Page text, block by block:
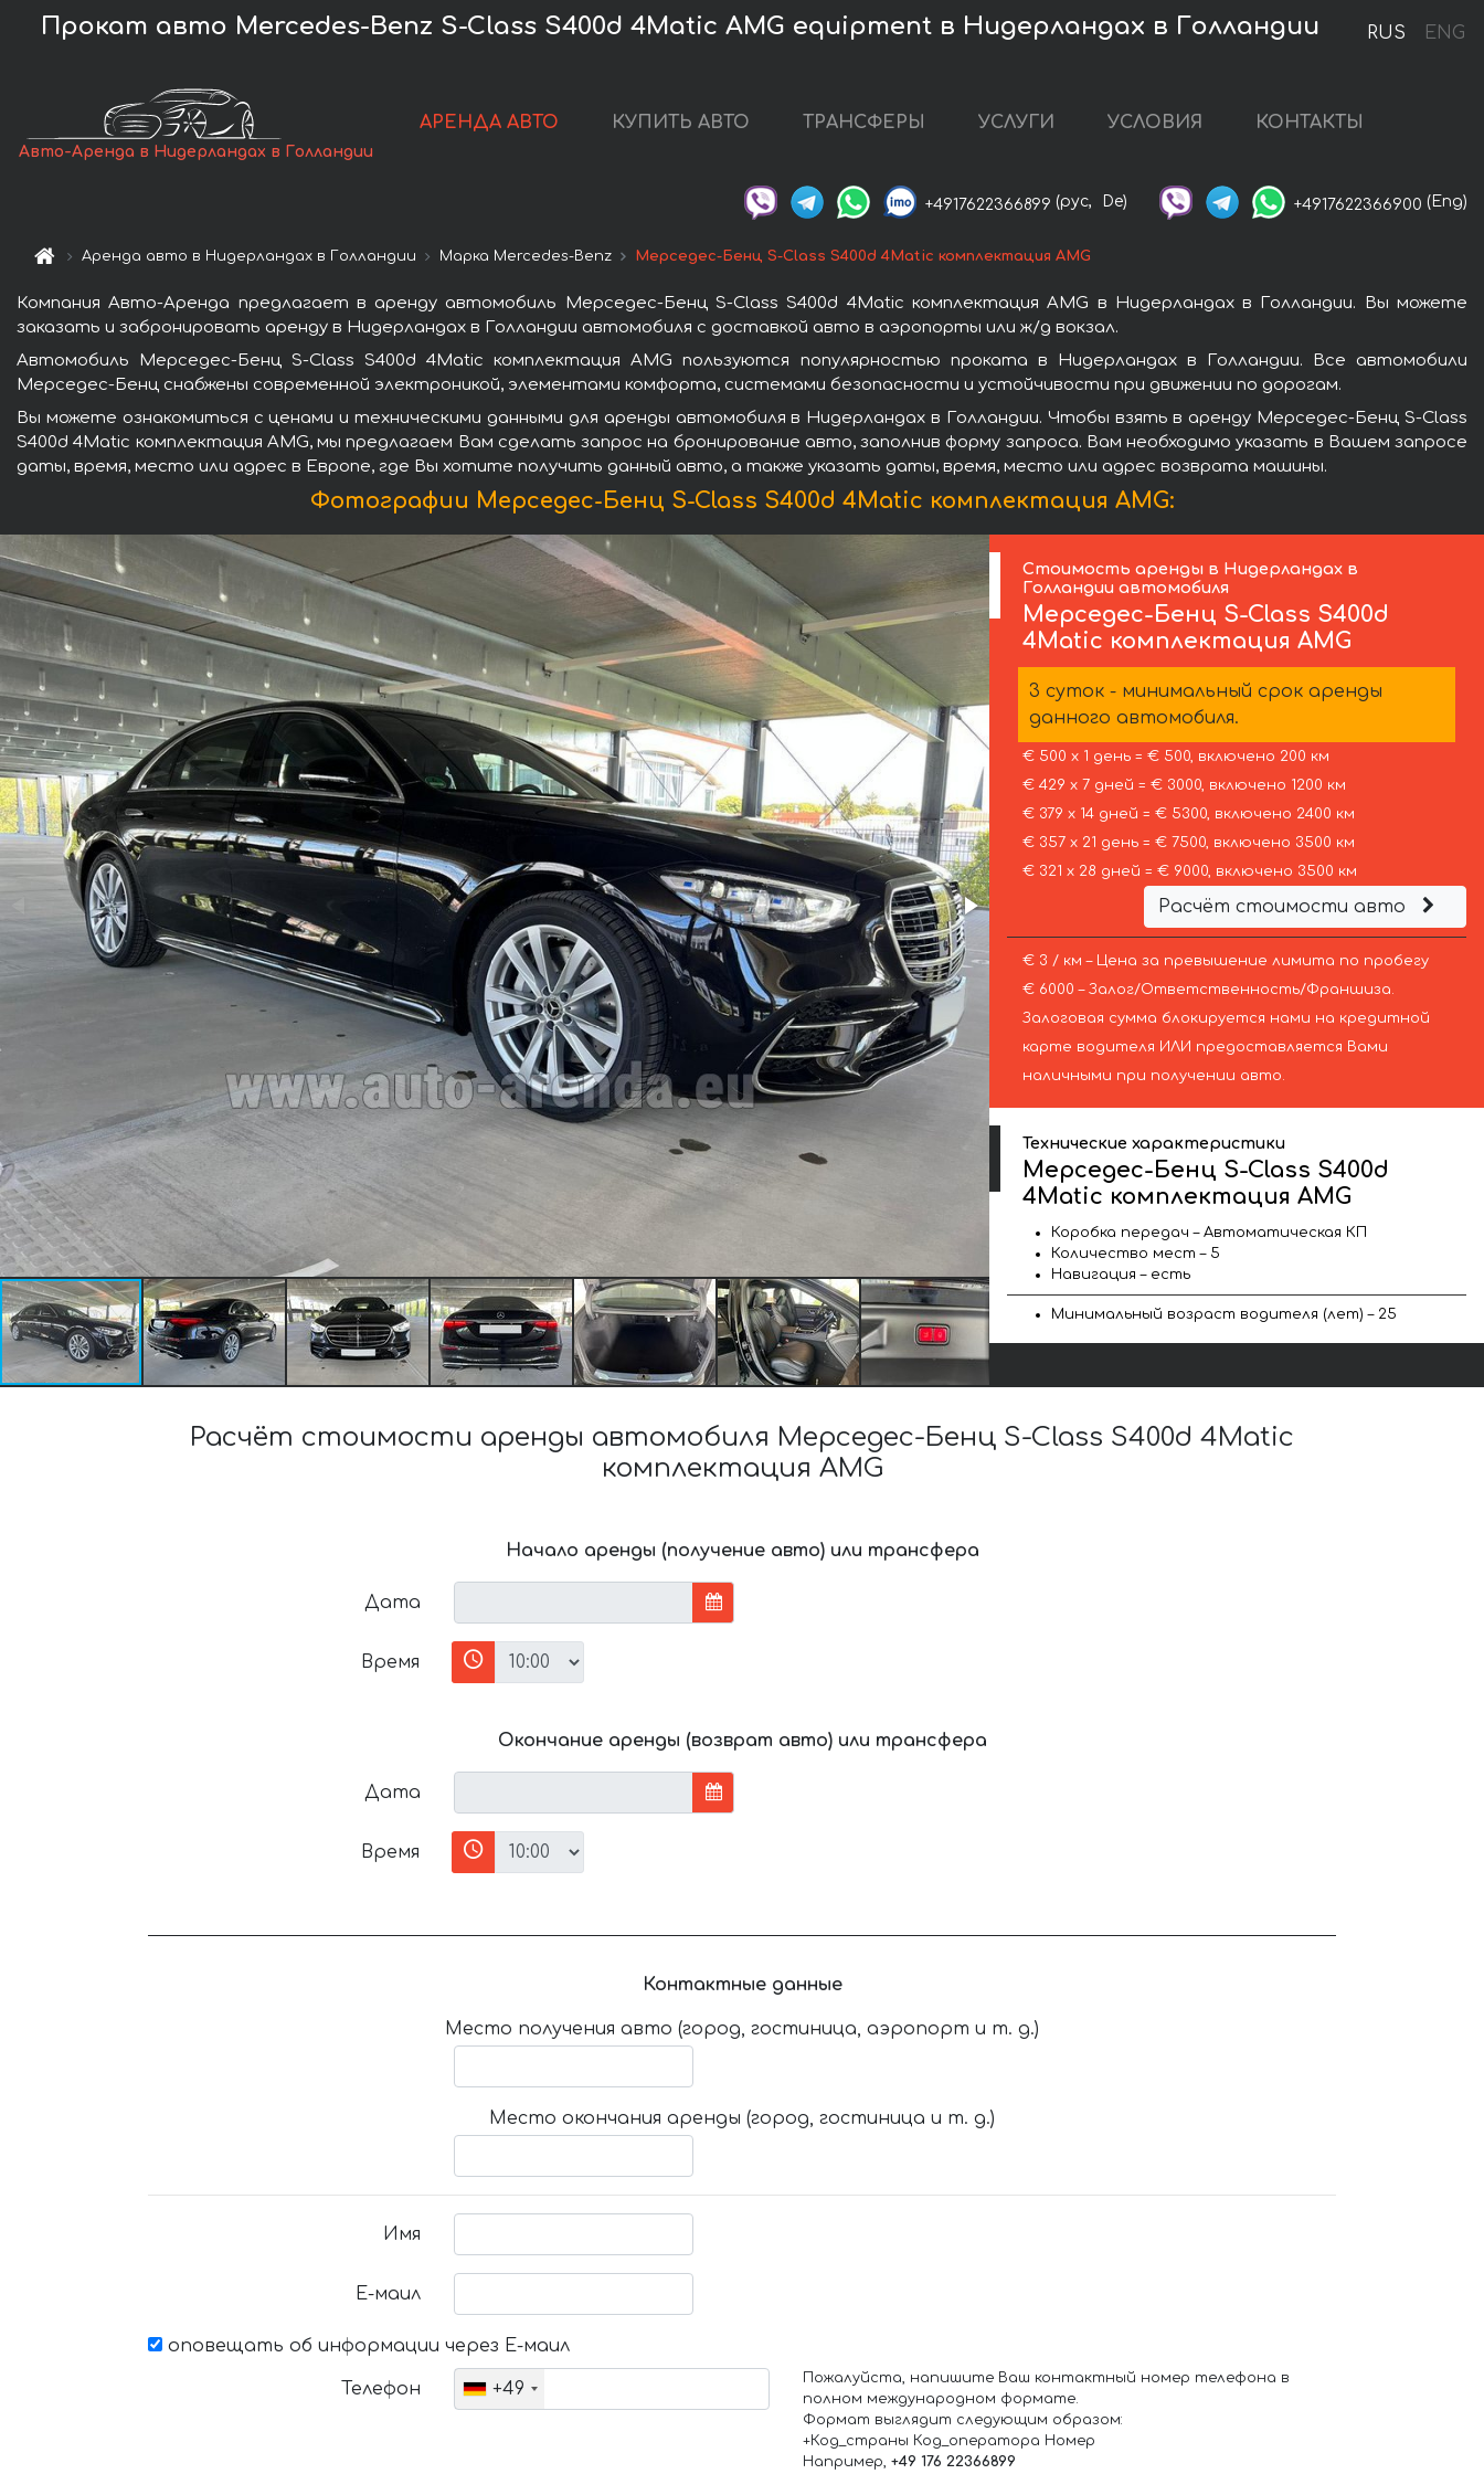
RUS ENG
Прокат авто Mercedes-Benz S-Class S400d 4Matic AMG equipment в Нидерландах в Голландии
Авто-Аренда в Нидерландах в Голландии
АРЕНДА АВТО КУПИТЬ АВТО ТРАНСФЕРЫ УСЛУГИ УСЛОВИЯ КОНТАКТЫ
+4917622366899 (рус, De) +4917622366900 (Eng)
Аренда авто в Нидерландах в Голландии Марка Mercedes-Benz Мерседес-Бенц S-Class S400d 4Matic комплектация AMG
Компания Авто-Аренда предлагает в аренду автомобиль Мерседес-Бенц S-Class S400d 4Matic комплектация AMG в Нидерландах в Голландии. Вы можете
заказать и забронировать аренду в Нидерландах в Голландии автомобиля с доставкой авто в аэропорты или ж/д вокзал.
Автомобиль Мерседес-Бенц S-Class S400d 4Matic комплектация AMG пользуются популярностью проката в Нидерландах в Голландии. Все автомобили
Мерседес-Бенц снабжены современной электроникой, элементами комфорта, системами безопасности и устойчивости при движении по дорогам.
Вы можете ознакомиться с ценами и техническими данными для аренды автомобиля в Нидерландах в Голландии. Чтобы взять в аренду Мерседес-Бенц S-Class
S400d 4Matic комплектация AMG, мы предлагаем Вам сделать запрос на бронирование авто, заполнив форму запроса. Вам необходимо указать в Вашем запросе
даты, время, место или адрес в Европе, где Вы хотите получить данный авто, а также указать даты, время, место или адрес возврата машины.
Фотографии Мерседес-Бенц S-Class S400d 4Matic комплектация AMG:
Стоимость аренды в Нидерландах в
Голландии автомобиля
Мерседес-Бенц S-Class S400d
4Matic комплектация AMG
3 суток - минимальный срок аренды
данного автомобиля.
€ 500 х 1 день = € 500, включено 200 км
€ 429 х 7 дней = € 3000, включено 1200 км
€ 379 х 14 дней = € 5300, включено 2400 км
€ 357 х 21 день = € 7500, включено 3500 км
€ 321 х 28 дней = € 9000, включено 3500 км
Расчёт стоимости авто
€ 3 / км – Цена за превышение лимита по пробегу
€ 6000 – Залог/Ответственность/Франшиза.
Залоговая сумма блокируется нами на кредитной
карте водителя ИЛИ предоставляется Вами
наличными при получении авто.
Технические характеристики
Мерседес-Бенц S-Class S400d
4Matic комплектация AMG
Коробка передач – Автоматическая КП
Количество мест – 5
Навигация – есть
Минимальный возраст водителя (лет) – 25
Расчёт стоимости аренды автомобиля Мерседес-Бенц S-Class S400d 4Matic
комплектация AMG
Начало аренды (получение авто) или трансфера
Дата
Время
Окончание аренды (возврат авто) или трансфера
Дата
Время
Контактные данные
Место получения авто (город, гостиница, аэропорт и т. д.)
Место окончания аренды (город, гостиница и т. д.)
Имя
Е-маил
оповещать об информации через Е-маил
Телефон +49
Пожалуйста, напишите Ваш контактный номер телефона в
полном международном формате.
Формат выглядит следующим образом:
+Код_страны Код_оператора Номер
Например, +49 176 22366899